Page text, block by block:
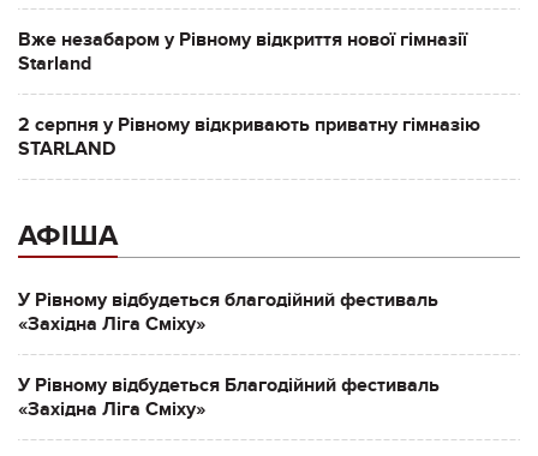
Вже незабаром у Рівному відкриття нової гімназії
Starland
2 серпня у Рівному відкривають приватну гімназію
STARLAND
АФІША
У Рівному відбудеться благодійний фестиваль
«Західна Ліга Сміху»
У Рівному відбудеться Благодійний фестиваль
«Західна Ліга Сміху»